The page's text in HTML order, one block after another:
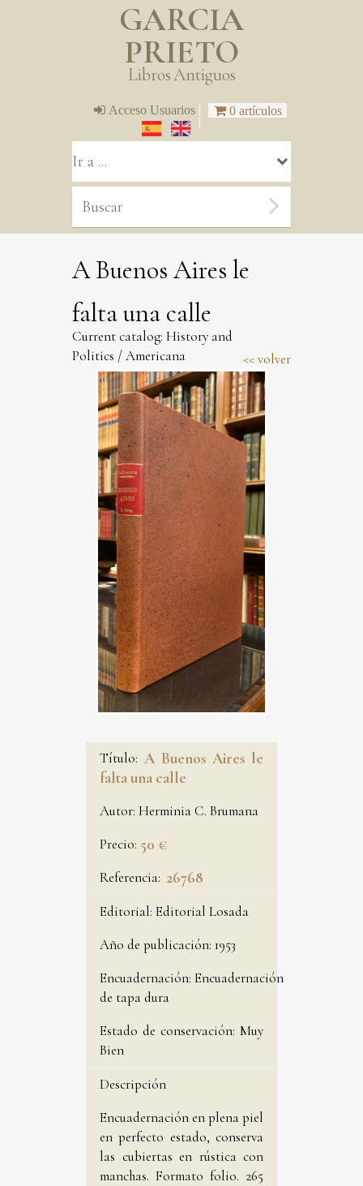
GARCIA
PRIETO
Libros Antiguos
0 artículos
Acceso Usuarios |
|
A Buenos Aires le
falta una calle
Current catalog: History and
Politics /Americana volver
Título: A Buenos Aires le
falta una calle
Autor: Herminia C. Brumana
Precio: 50 €
Referencia: 26768
Editorial: Editorial Losada
Año de publicación: 1953
Encuadernación: Encuadernación
de tapa dura
Estado de conservación: Muy
Bien
Descripción
Encuadernación en plena piel
en perfecto estado, conserva
las cubiertas en rústica con
manchas. Formato folio. 265